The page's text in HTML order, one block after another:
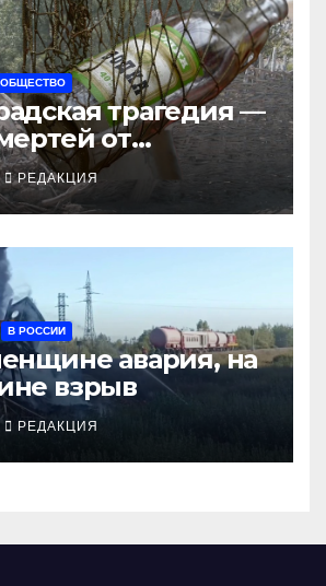
ОБЩЕСТВО
трагедия —
от
РЕДАКЦИЯ
В РОССИИ
авария, на
взрыв
РЕДАКЦИЯ